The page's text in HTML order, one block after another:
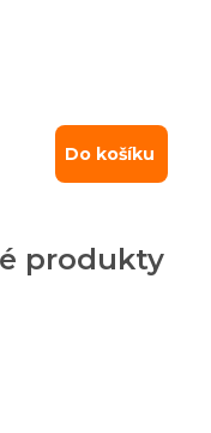
Do košíku
produkty